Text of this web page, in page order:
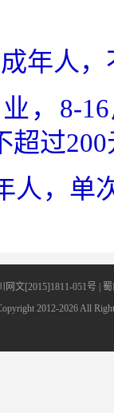
年人
，8-
超过200
人，单
网文[2015]1811-051号 |
2012-2026 All